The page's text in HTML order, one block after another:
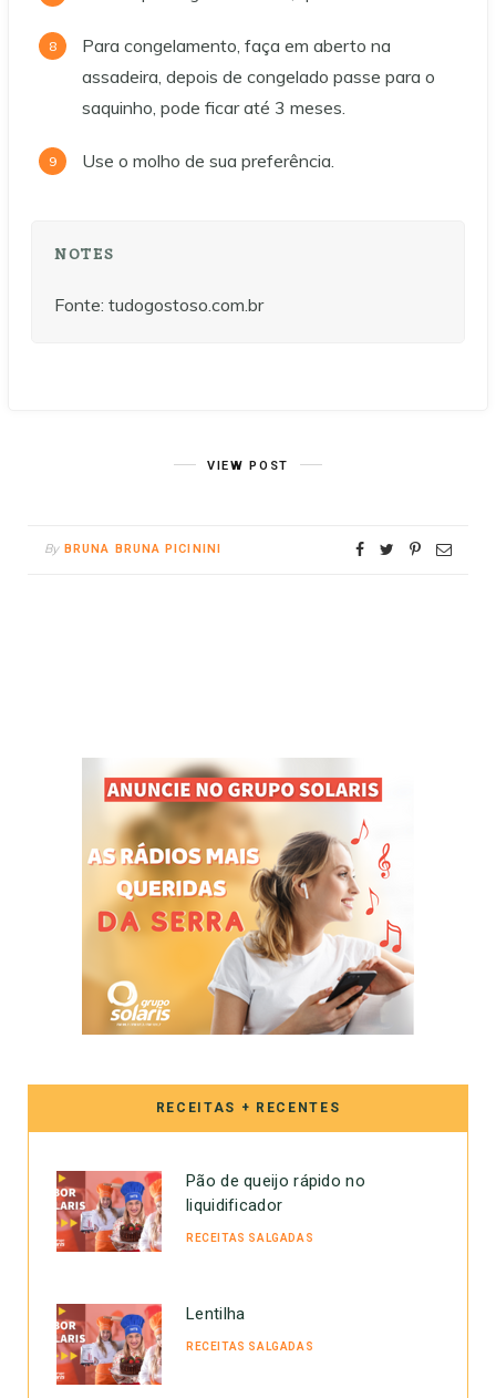
Para congelamento, faça em aberto na
assadeira, depois de congelado passe para o
saquinho, pode ficar até 3 meses.
Use o molho de sua preferência.
NOTES
Fonte: tudogostoso.com.br
VIEW POST
By BRUNA BRUNA PICININI
RECEITAS + RECENTES
Pão de queijo rápido no
liquidificador
RECEITAS SALGADAS
Lentilha
RECEITAS SALGADAS